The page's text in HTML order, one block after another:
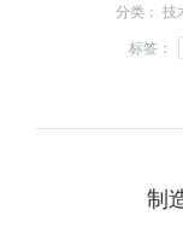
分类： 技
标签：
制